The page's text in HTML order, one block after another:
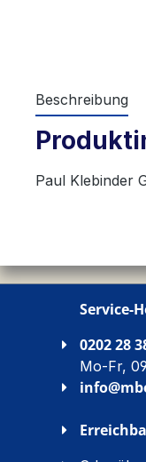
Beschreibung
Paul Klebinder
Service-
0202 28
Mo-Fr,